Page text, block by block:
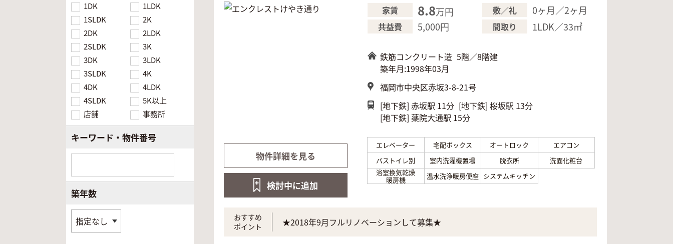
物件詳細を見る
検討中に追加
家賃 8.8万円 敷／礼 0ヶ月／2ヶ月
共益費 5,000円 間取り 1LDK／33㎡
鉄筋コンクリート造 5階／8階建
築年月:1998年03月
福岡市中央区赤坂3-8-21号
[地下鉄] 赤坂駅 11分 [地下鉄] 桜坂駅 13分
[地下鉄] 薬院大通駅 15分
エレベーター 宅配ボックス オートロック
エアコン
バストイレ別
室内洗濯機置場 脱衣所
洗面化粧台
浴室換気乾燥
暖房機 温水洗浄暖房便座 システムキッチン
おすすめ
ポイント
★2018年9月フルリノベーションして募集★
1DK
1LDK
1SLDK
2K
2DK
2LDK
2SLDK
3K
3DK
3LDK
3SLDK
4K
4DK
4LDK
4SLDK
5K以上
店舗
事務所
キーワード・物件番号
築年数